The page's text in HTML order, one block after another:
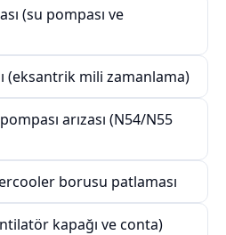
(su pompası ve
(eksantrik mili zamanlama)
arızası (N54/N55
borusu patlaması
kapağı ve conta)